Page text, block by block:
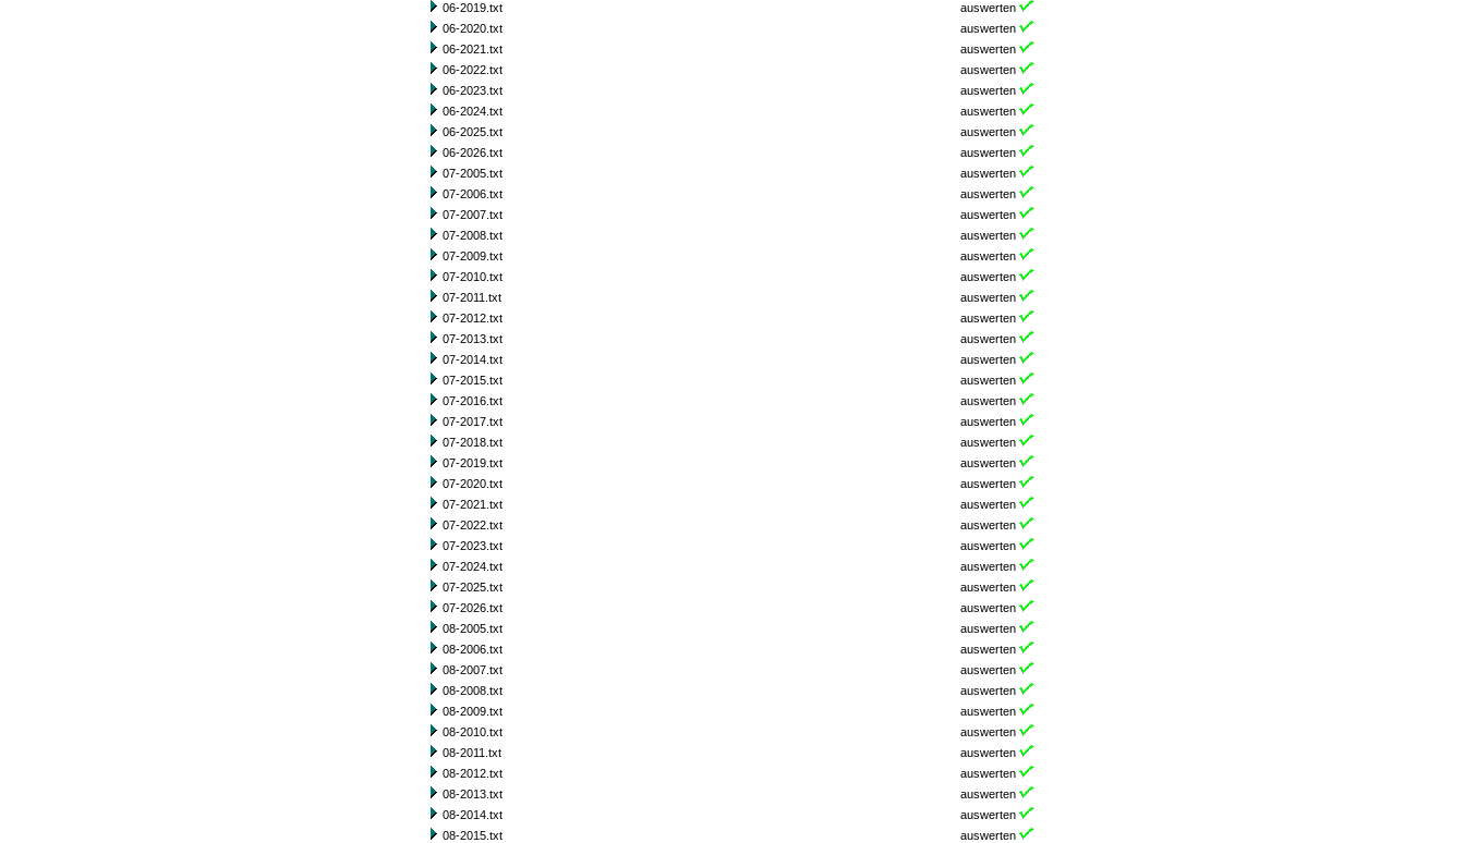
06-2019.txt
auswerten
06-2020.txt
auswerten
06-2021.txt
auswerten
06-2022.txt
auswerten
06-2023.txt
auswerten
06-2024.txt
auswerten
06-2025.txt
auswerten
06-2026.txt
auswerten
07-2005.txt
auswerten
07-2006.txt
auswerten
07-2007.txt
auswerten
07-2008.txt
auswerten
07-2009.txt
auswerten
07-2010.txt
auswerten
07-2011.txt
auswerten
07-2012.txt
auswerten
07-2013.txt
auswerten
07-2014.txt
auswerten
07-2015.txt
auswerten
07-2016.txt
auswerten
07-2017.txt
auswerten
07-2018.txt
auswerten
07-2019.txt
auswerten
07-2020.txt
auswerten
07-2021.txt
auswerten
07-2022.txt
auswerten
07-2023.txt
auswerten
07-2024.txt
auswerten
07-2025.txt
auswerten
07-2026.txt
auswerten
08-2005.txt
auswerten
08-2006.txt
auswerten
08-2007.txt
auswerten
08-2008.txt
auswerten
08-2009.txt
auswerten
08-2010.txt
auswerten
08-2011.txt
auswerten
08-2012.txt
auswerten
08-2013.txt
auswerten
08-2014.txt
auswerten
08-2015.txt
auswerten